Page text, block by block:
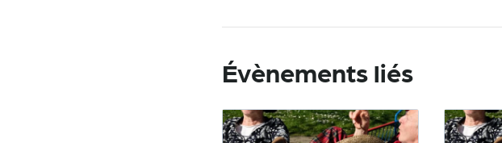
Évènements liés